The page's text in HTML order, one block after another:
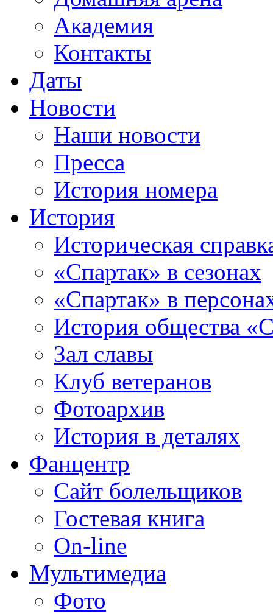
Академия
Контакты
Даты
Новости
Наши новости
Пресса
История номера
История
Историческая
«Спартак» в сезонах
«Спартак» в
История общества
Зал славы
Клуб ветеранов
Фотоархив
История в деталях
Фанцентр
Сайт болельщиков
Гостевая книга
On-line
Мультимедиа
Фото